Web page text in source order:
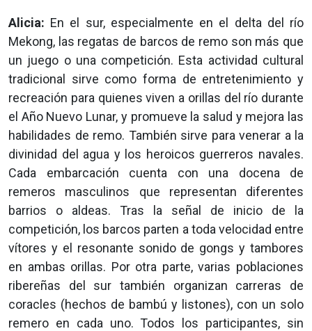
Alicia: En el sur, especialmente en el delta del río
Mekong, las regatas de barcos de remo son más que
un juego o una competición. Esta actividad cultural
tradicional sirve como forma de entretenimiento y
recreación para quienes viven a orillas del río durante
el Año Nuevo Lunar, y promueve la salud y mejora las
habilidades de remo. También sirve para venerar a la
divinidad del agua y los heroicos guerreros navales.
Cada embarcación cuenta con una docena de
remeros masculinos que representan diferentes
barrios o aldeas. Tras la señal de inicio de la
competición, los barcos parten a toda velocidad entre
vítores y el resonante sonido de gongs y tambores
en ambas orillas. Por otra parte, varias poblaciones
ribereñas del sur también organizan carreras de
coracles (hechos de bambú y listones), con un solo
remero en cada uno. Todos los participantes, sin